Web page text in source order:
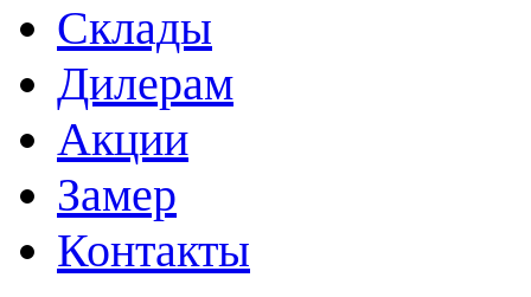
Склады
Дилерам
Акции
Замер
Контакты